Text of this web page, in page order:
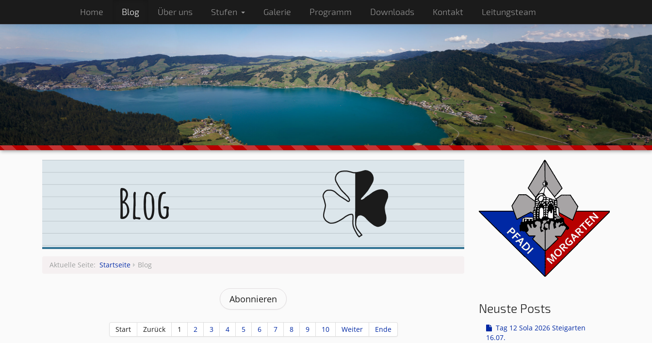
Home Blog Über uns Stufen Galerie Programm Downloads Kontakt Leitungsteam
Blog
Aktuelle Seite: Startseite Blog
Abonnieren
Start Zurück 1 2 3 4 5 6 7 8 9 10 Weiter Ende
Neuste Posts
Tag 12 Sola 2026 Steigarten
16.07.